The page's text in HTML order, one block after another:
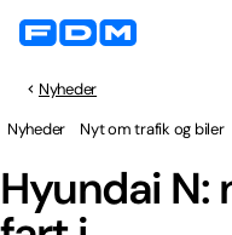
Nyheder
Hyundai N:
Nyheder Nyt om trafik og biler